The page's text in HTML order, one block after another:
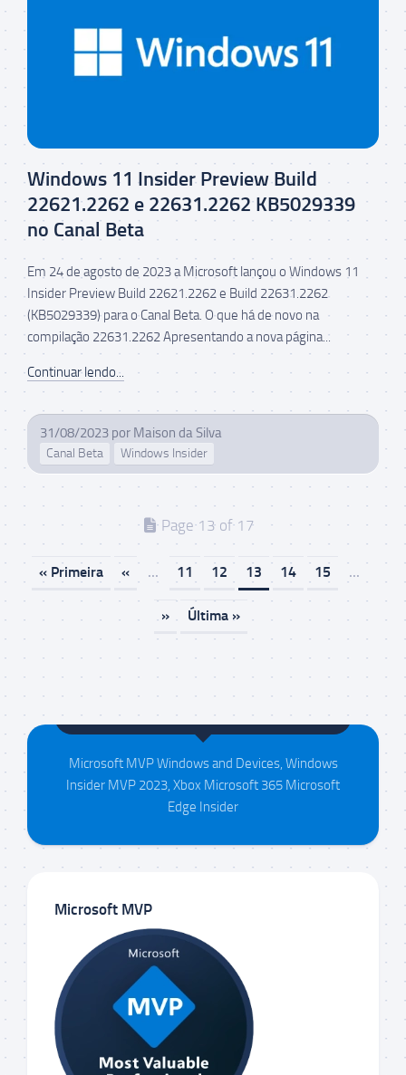
Windows 11 Insider Preview Build
22621.2262 e 22631.2262 KB5029339
no Canal Beta
Em 24 de agosto de 2023 a Microsoft lançou o Windows 11
Insider Preview Build 22621.2262 e Build 22631.2262
(KB5029339) para o Canal Beta. O que há de novo na
compilação 22631.2262 Apresentando a nova página...
Continuar lendo...
31/08/2023 por Maison da Silva
Canal Beta Windows Insider
Page 13 of 17
« Primeira « ... 11 12 13 14 15 ...
» Última »
Maison da Silva
Microsoft MVP Windows and Devices, Windows
Insider MVP 2023, Xbox Microsoft 365 Microsoft
Edge Insider
Microsoft MVP